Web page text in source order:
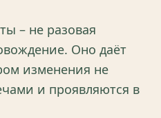
– не разовая
Оно даёт
изменения не
и проявляются в